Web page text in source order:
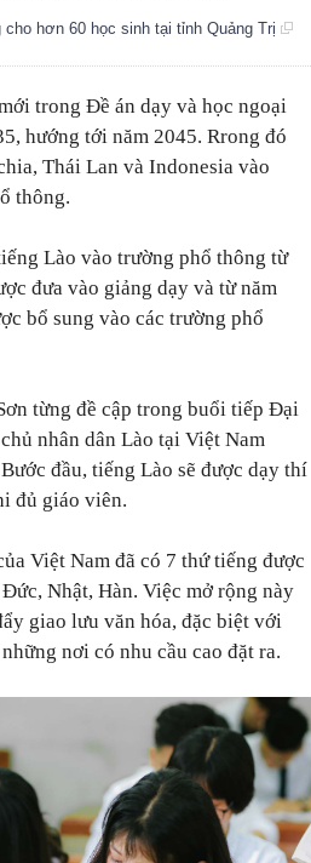
cho hơn 60 học sinh tại tỉnh Quảng Trị
trong Đề án dạy và học ngoại
hướng tới năm 2045. Rrong đó
Thái Lan và Indonesia vào
thông.
Lào vào trường phổ thông từ
đưa vào giảng dạy và từ năm
bổ sung vào các trường phổ
từng đề cập trong buổi tiếp Đại
nhân dân Lào tại Việt Nam
đầu, tiếng Lào sẽ được dạy thí
đủ giáo viên.
Việt Nam đã có 7 thứ tiếng được
Nhật, Hàn. Việc mở rộng này
giao lưu văn hóa, đặc biệt với
nơi có nhu cầu cao đặt ra.